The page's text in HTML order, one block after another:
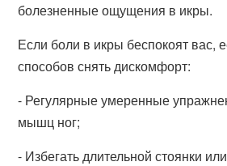
болезненные ощущения в икры.
Если боли в икры беспокоят вас,
способов снять дискомфорт:
- Регулярные умеренные
мышц ног;
- Избегать длительной стоянки